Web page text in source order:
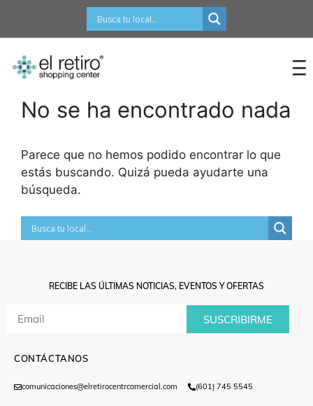
No se ha encontrado nada
Parece que no hemos podido encontrar lo que
estás buscando. Quizá pueda ayudarte una
búsqueda.
RECIBE LAS ÚLTIMAS NOTICIAS, EVENTOS Y OFERTAS
SUSCRIBIRME
CONTÁCTANOS
comunicaciones@elretirocentrcomercial.com (601) 745 5545